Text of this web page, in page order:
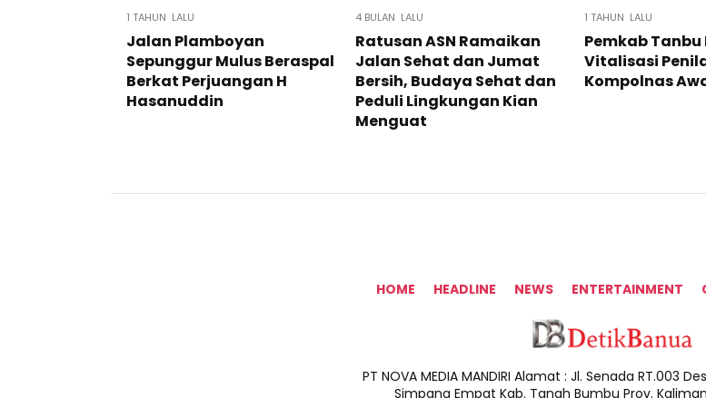
1 TAHUN LALU
Jalan Plamboyan
Sepunggur Mulus Beraspal
Berkat Perjuangan H
Hasanuddin
4 BULAN LALU
Ratusan ASN Ramaikan
Jalan Sehat dan Jumat
Bersih, Budaya Sehat dan
Peduli Lingkungan Kian
Menguat
1 TAHUN LALU
Pemkab
Vitalisasi
Kompolnas
HOME HEADLINE NEWS ENTERTAINMENT
PT NOVA MEDIA MANDIRI Alamat : Jl. Senada RT.003
Simpang Empat Kab. Tanah Bumbu Prov.